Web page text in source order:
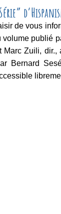
de vous
volume publié
Zuili, dir.,
Bernard